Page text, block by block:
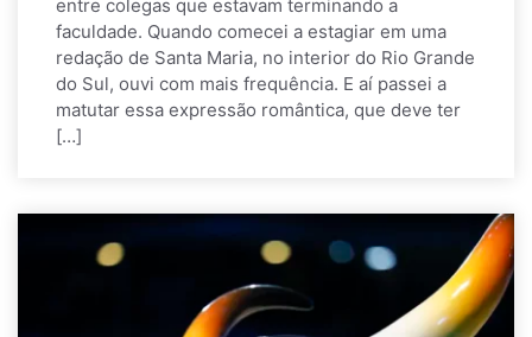
entre colegas que estavam terminando a
faculdade. Quando comecei a estagiar em uma
redação de Santa Maria, no interior do Rio Grande
do Sul, ouvi com mais frequência. E aí passei a
matutar essa expressão romântica, que deve ter
[…]